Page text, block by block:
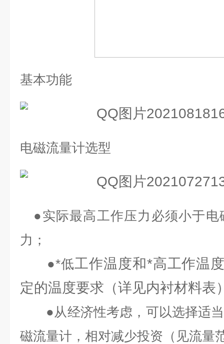
基本功能
电磁流量计选型
●实际最高工作压力必须小于
力；
●*低工作温度和*高工作温
定的温度要求（详见内衬材料表
●从经济性考虑，可以选择适
磁流量计，相对减少投资（见流量